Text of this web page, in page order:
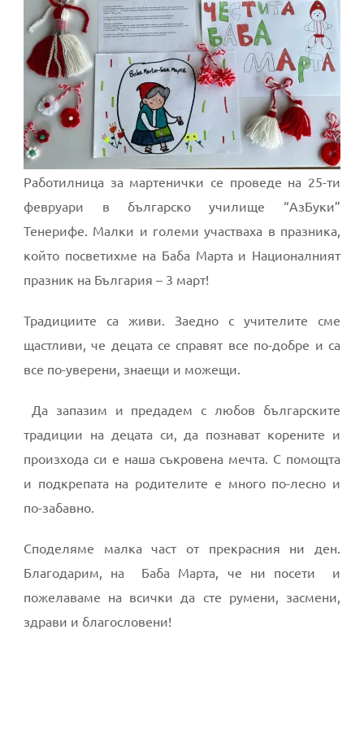
Работилница за мартенички се проведе на 25-ти
февруари в българско училище “АзБуки”
Тенерифе. Малки и големи участваха в празника,
който посветихме на Баба Марта и Националният
празник на България – 3 март!
Традициите са живи. Заедно с учителите сме
щастливи, че децата се справят все по-добре и са
все по-уверени, знаещи и можещи.
Да запазим и предадем с любов българските
традиции на децата си, да познават корените и
произхода си е наша съкровена мечта. С помощта
и подкрепата на родителите е много по-лесно и
по-забавно.
Споделяме малка част от прекрасния ни ден.
Благодарим, на Баба Марта, че ни посети и
пожелаваме на всички да сте румени, засмени,
здрави и благословени!